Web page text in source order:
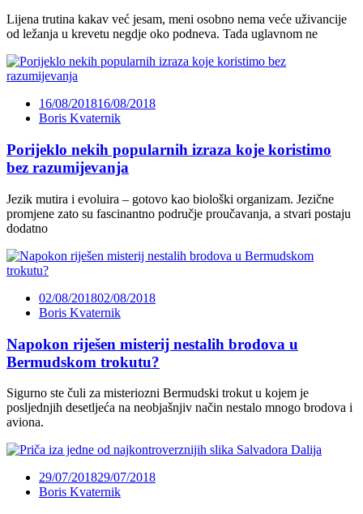
Lijena trutina kakav već jesam, meni osobno nema veće uživancije
od ležanja u krevetu negdje oko podneva. Tada uglavnom ne
16/08/201816/08/2018
Boris Kvaternik
Porijeklo nekih popularnih izraza koje koristimo
bez razumijevanja
Jezik mutira i evoluira – gotovo kao biološki organizam. Jezične
promjene zato su fascinantno područje proučavanja, a stvari postaju
dodatno
02/08/201802/08/2018
Boris Kvaternik
Napokon riješen misterij nestalih brodova u
Bermudskom trokutu?
Sigurno ste čuli za misteriozni Bermudski trokut u kojem je
posljednjih desetljeća na neobjašnjiv način nestalo mnogo brodova i
aviona.
29/07/201829/07/2018
Boris Kvaternik